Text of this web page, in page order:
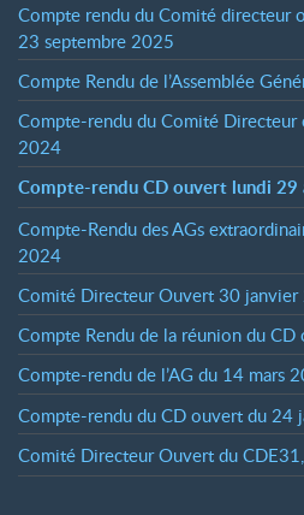
Compte rendu du Comité directeur
23 septembre 2025
Compte Rendu de l’Assemblée
Compte-rendu du Comité
2024
Compte-rendu CD ouvert lundi 29
Compte-Rendu des AGs
2024
Comité Directeur Ouvert 30
Compte Rendu de la réunion du
Compte-rendu de l’AG du 14 mars
Compte-rendu du CD ouvert du 24
Comité Directeur Ouvert du